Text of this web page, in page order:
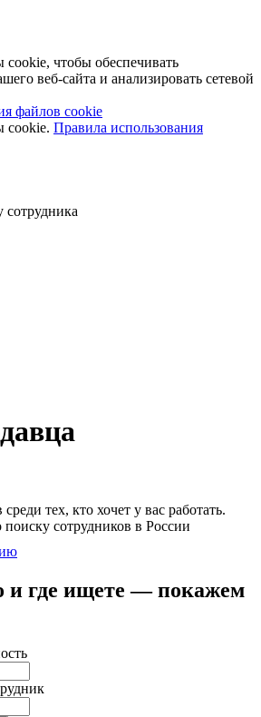
чтобы обеспечивать
веб-сайта и анализировать сетевой
файлов cookie
cookie. Правила использования
тех, кто хочет у вас работать.
поиску сотрудников в России
и где ищете — покажем